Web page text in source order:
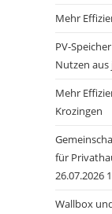
Mehr
PV-
Nutzen
Mehr
Krozingen
für
26.07.2026
Wallbox